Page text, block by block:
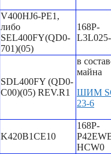
V400HJ6-PE1,
либо
SEL400FY(QD0-
701)(05)
168P-
SDL400FY (QD0-
C00)(05) REV.R1
в
майна
ШИМ
23-6
K420B1CE10
168P-
HCW0